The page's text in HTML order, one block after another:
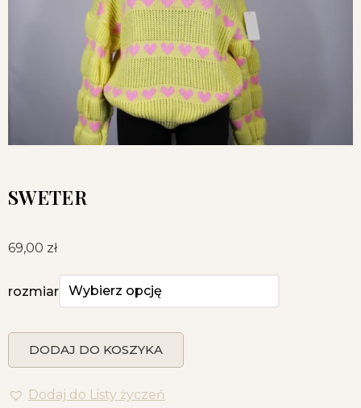
SWETER
69,00 zł
rozmiar
DODAJ DO KOSZYKA
Dodaj do Listy życzeń